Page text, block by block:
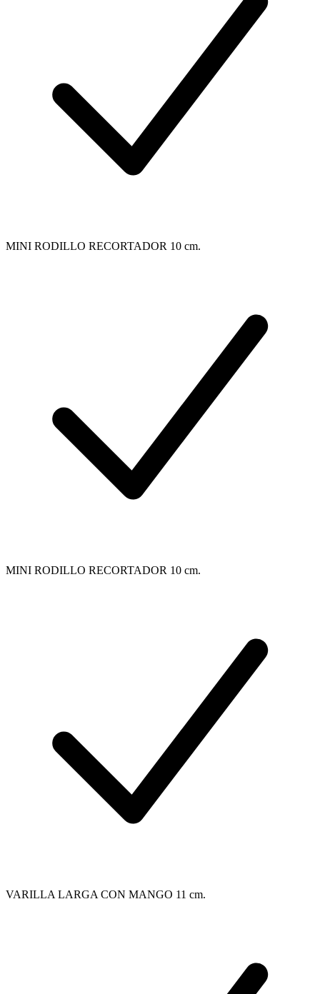
MINI RODILLO RECORTADOR 10 cm.
MINI RODILLO RECORTADOR 10 cm.
VARILLA LARGA CON MANGO 11 cm.